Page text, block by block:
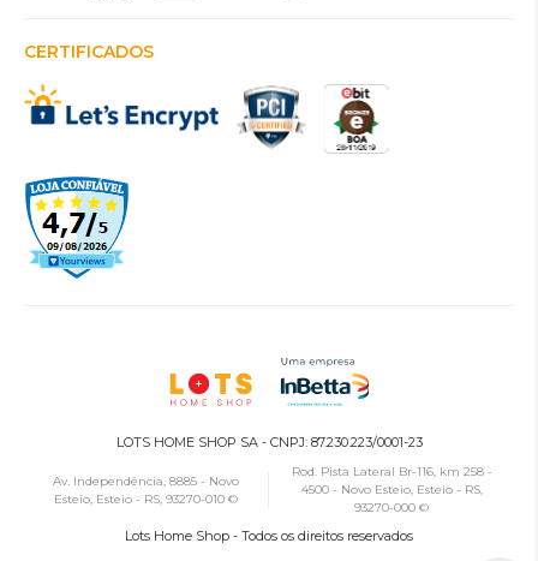
CERTIFICADOS
LOTS HOME SHOP SA - CNPJ: 87.230.223/0001-23
Av. Independência, 8885 - Novo
Esteio, Esteio - RS, 93270-010 ©
Rod. Pista Lateral Br-116, km 258 -
4500 - Novo Esteio, Esteio - RS,
93270-000 ©
Lots Home Shop - Todos os direitos reservados